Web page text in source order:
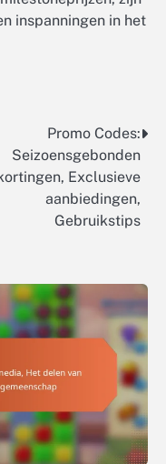
inspanningen in het
Promo Codes:
Seizoensgebonden
Exclusieve
aanbiedingen,
Gebruikstips